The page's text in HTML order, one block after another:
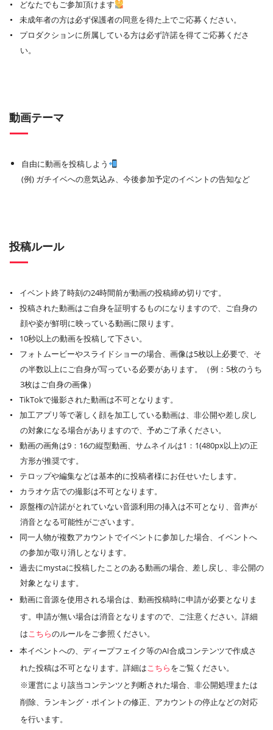
どなたでもご参加頂けます
未成年者の方は必ず保護者の同意を得た上でご応募ください。
プロダクションに所属している方は必ず許諾を得てご応募くださ
い。
動画テーマ
自由に動画を投稿しよう
(例) ガチイベへの意気込み、今後参加予定のイベントの告知など
投稿ルール
イベント終了時刻の24時間前が動画の投稿締め切りです。
投稿された動画はご自身を証明するものになりますので、ご自身の
顔や姿が鮮明に映っている動画に限ります。
10秒以上の動画を投稿して下さい。
フォトムービーやスライドショーの場合、画像は5枚以上必要で、そ
の半数以上にご自身が写っている必要があります。（例：5枚のうち
3枚はご自身の画像）
TikTokで撮影された動画は不可となります。
加工アプリ等で著しく顔を加工している動画は、非公開や差し戻し
の対象になる場合がありますので、予めご了承ください。
動画の画角は9：16の縦型動画、サムネイルは1：1(480px以上)の正
方形が推奨です。
テロップや編集などは基本的に投稿者様にお任せいたします。
カラオケ店での撮影は不可となります。
原盤権の許諾がとれていない音源利用の挿入は不可となり、音声が
消音となる可能性がございます。
同一人物が複数アカウントでイベントに参加した場合、イベントへ
の参加が取り消しとなります。
過去にmystaに投稿したことのある動画の場合、差し戻し、非公開の
対象となります。
動画に音源を使用される場合は、動画投稿時に申請が必要となりま
す。申請が無い場合は消音となりますので、ご注意ください。詳細
はこちらのルールをご参照ください。
本イベントへの、ディープフェイク等のAI合成コンテンツで作成さ
れた投稿は不可となります。詳細はこちらをご覧ください。
※運営により該当コンテンツと判断された場合、非公開処理または
削除、ランキング・ポイントの修正、アカウントの停止などの対応
を行います。